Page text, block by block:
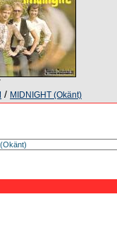
/ MIDNIGHT (Okänt)